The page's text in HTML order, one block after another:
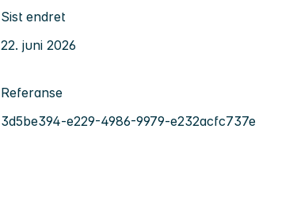
Sist endret
22. juni 2026
Referanse
3d5be394-e229-4986-9979-e232acfc737e